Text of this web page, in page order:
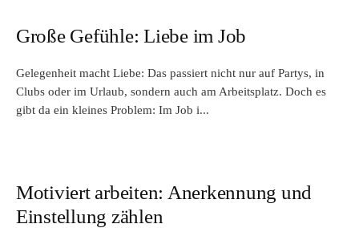
Große Gefühle: Liebe im Job
Gelegenheit macht Liebe: Das passiert nicht nur auf Partys, in
Clubs oder im Urlaub, sondern auch am Arbeitsplatz. Doch es
gibt da ein kleines Problem: Im Job i...
Motiviert arbeiten: Anerkennung und
Einstellung zählen